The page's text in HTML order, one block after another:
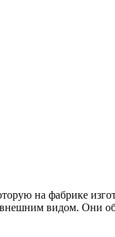
на фабрике
видом. Они